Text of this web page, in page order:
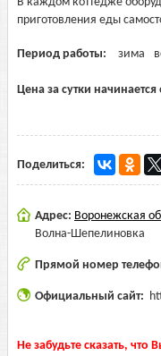
приготовления еды
Период работы: зима
Цена за сутки начинается
Поделиться:
Адрес: Воронежская
Волна-Шепелиновка
Прямой номер
Официальный сайт:
Не забудьте сказать, что